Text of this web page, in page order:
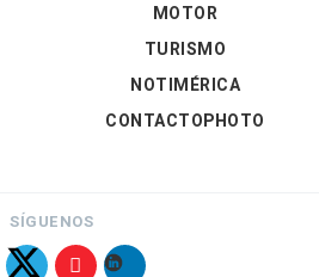
MOTOR
TURISMO
NOTIMÉRICA
CONTACTOPHOTO
SÍGUENOS